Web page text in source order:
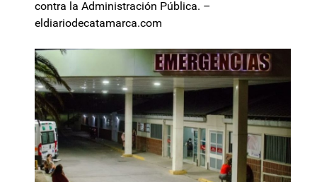
contra la Administración Pública. –
eldiariodecatamarca.com